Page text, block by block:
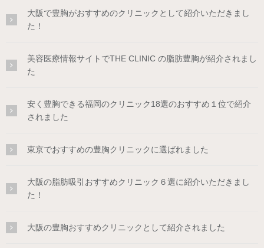
大阪で豊胸がおすすめのクリニックとして紹介いただきまし
た！
美容医療情報サイトでTHE CLINIC の脂肪豊胸が紹介されまし
た
安く豊胸できる福岡のクリニック18選のおすすめ１位で紹介
されました
東京でおすすめの豊胸クリニックに選ばれました
大阪の脂肪吸引おすすめクリニック６選に紹介いただきまし
た！
大阪の豊胸おすすめクリニックとして紹介されました